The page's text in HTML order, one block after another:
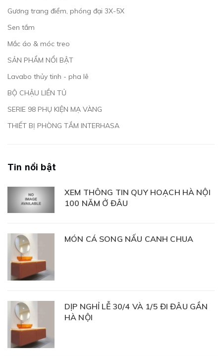
Gương trang điểm, phóng đại 3X-5X
Sen tắm
Mắc áo & móc treo
SẢN PHẨM NỔI BẬT
Lavabo thủy tinh - pha lê
BỘ CHẬU LIỀN TỦ
SERIE 98 PHỤ KIỆN MẠ VÀNG
THIẾT BỊ PHÒNG TẮM INTERHASA
Tin nổi bật
XEM THÔNG TIN QUY HOẠCH HÀ NỘI
100 NĂM Ở ĐÂU
MÓN CÁ SONG NẤU CANH CHUA
DỊP NGHỈ LỄ 30/4 VÀ 1/5 ĐI ĐÂU GẦN
HÀ NỘI